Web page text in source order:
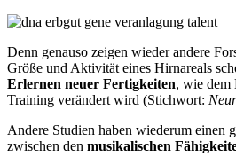
Denn genauso zeigen wieder andere
Größe und Aktivität eines Hirnareals
Erlernen neuer Fertigkeiten, wie dem
Training verändert wird (Stichwort:
Andere Studien haben wiederum einen
zwischen den musikalischen